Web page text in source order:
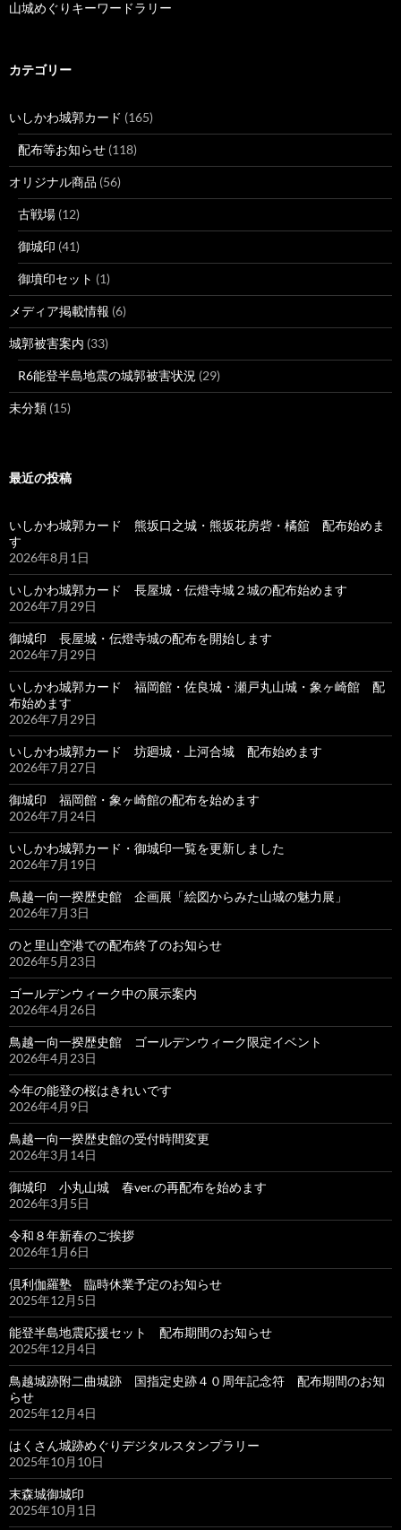
山城めぐりキーワードラリー
カテゴリー
いしかわ城郭カード (165)
配布等お知らせ (118)
オリジナル商品 (56)
古戦場 (12)
御城印 (41)
御墳印セット (1)
メディア掲載情報 (6)
城郭被害案内 (33)
R6能登半島地震の城郭被害状況 (29)
未分類 (15)
最近の投稿
いしかわ城郭カード 熊坂口之城・熊坂花房砦・橘舘 配布始めま
す
2026年8月1日
いしかわ城郭カード 長屋城・伝燈寺城２城の配布始めます
2026年7月29日
御城印 長屋城・伝燈寺城の配布を開始します
2026年7月29日
いしかわ城郭カード 福岡館・佐良城・瀬戸丸山城・象ヶ崎館 配
布始めます
2026年7月29日
いしかわ城郭カード 坊廻城・上河合城 配布始めます
2026年7月27日
御城印 福岡館・象ヶ崎館の配布を始めます
2026年7月24日
いしかわ城郭カード・御城印一覧を更新しました
2026年7月19日
鳥越一向一揆歴史館 企画展「絵図からみた山城の魅力展」
2026年7月3日
のと里山空港での配布終了のお知らせ
2026年5月23日
ゴールデンウィーク中の展示案内
2026年4月26日
鳥越一向一揆歴史館 ゴールデンウィーク限定イベント
2026年4月23日
今年の能登の桜はきれいです
2026年4月9日
鳥越一向一揆歴史館の受付時間変更
2026年3月14日
御城印 小丸山城 春ver.の再配布を始めます
2026年3月5日
令和８年新春のご挨拶
2026年1月6日
倶利伽羅塾 臨時休業予定のお知らせ
2025年12月5日
能登半島地震応援セット 配布期間のお知らせ
2025年12月4日
鳥越城跡附二曲城跡 国指定史跡４０周年記念符 配布期間のお知
らせ
2025年12月4日
はくさん城跡めぐりデジタルスタンプラリー
2025年10月10日
末森城御城印
2025年10月1日